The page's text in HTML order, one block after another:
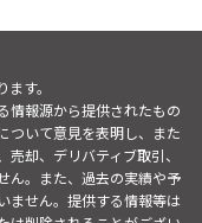
す。
情報源から提供されたもの
ついて意見を表明し、また
却、デリバティブ取引、
ん。また、過去の実績や予
ません。提供する情報等は